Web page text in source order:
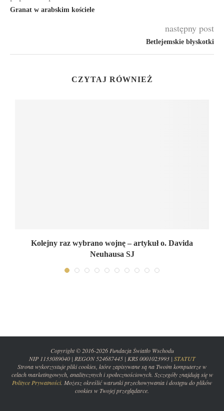
Granat w arabskim kościele
następny post
Betlejemskie błyskotki
CZYTAJ RÓWNIEŻ
Kolejny raz wybrano wojnę – artykuł o. Davida
Neuhausa SJ
Copyright © 2016-2026 Fundacja Światło Wschodu
NIP 1133089040 | REGON 524687445 | KRS 0001023993 | STATUT
Strona wykorzystuje pliki cookies, które zapisywane są na Twoim komputerze w
celach marketingowych, analitycznych i społecznościowych. Szczegóły znajdują się w
Polityce Prywatności. Możesz określić warunki przechowywania i dostępu do plików
cookies w Twojej przeglądarce.